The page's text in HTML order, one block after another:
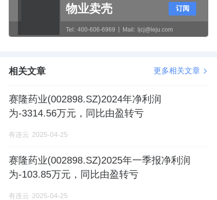
物业卖壳
Tel: 400-606-6969 Mail: ljcj@leju.com
订阅
相关文章 更多相关文章
赛隆药业(002898.SZ)2024年净利润
为-3314.56万元，同比由盈转亏
有连云 2025-04-25
赛隆药业(002898.SZ)2025年一季报净利润
为-103.85万元，同比由盈转亏
有连云 2025-04-25